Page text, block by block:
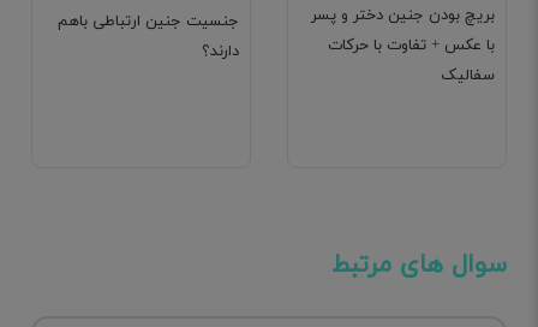
جنسیت جنین ارتباطی باهم
دارند؟
بریچ بودن جنین دختر و پسر
با عکس + تفاوت با حرکات
سفالیک
سوال های مرتبط